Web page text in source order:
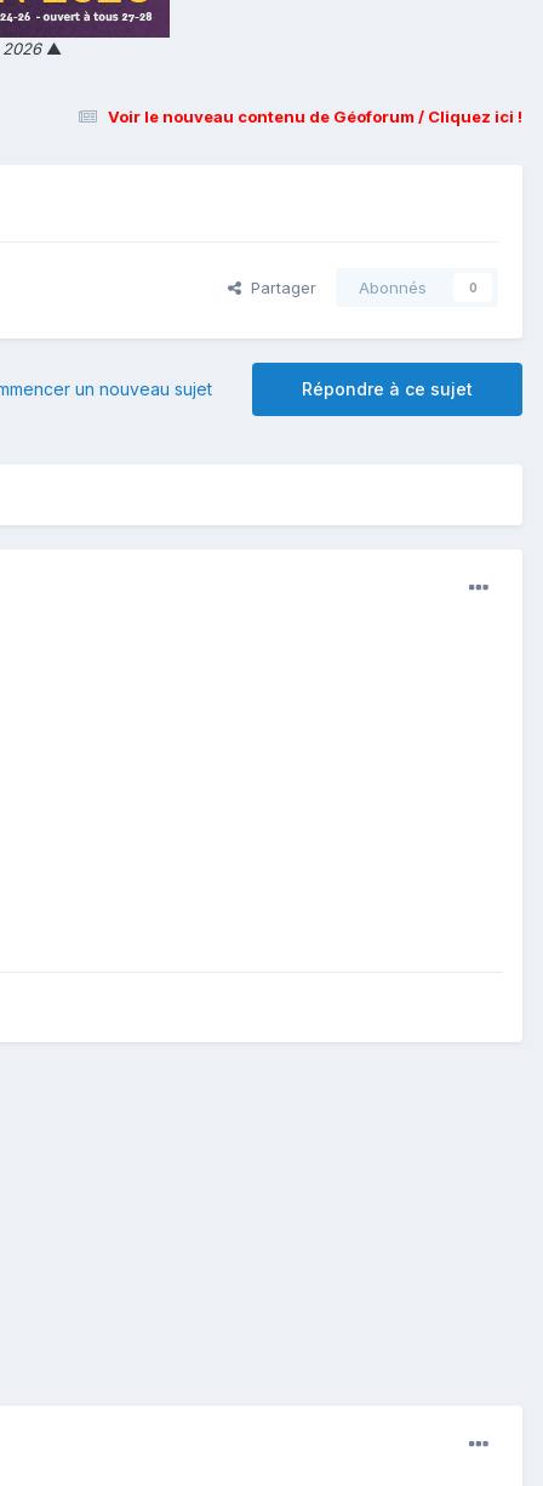
▲
Voir le nouveau contenu de Géoforum / Cliquez ici !
Partager Abonnés 0
Répondre à ce sujet
un nouveau sujet